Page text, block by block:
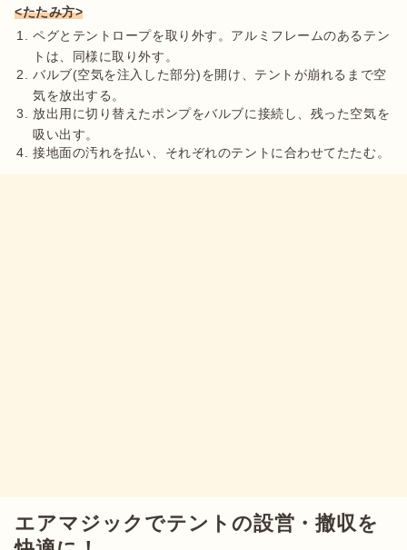
<たたみ方>
ペグとテントロープを取り外す。アルミフレームのあるテン
トは、同様に取り外す。
バルブ(空気を注入した部分)を開け、テントが崩れるまで空
気を放出する。
放出用に切り替えたポンプをバルブに接続し、残った空気を
吸い出す。
接地面の汚れを払い、それぞれのテントに合わせてたたむ。
エアマジックでテントの設営・撤収を